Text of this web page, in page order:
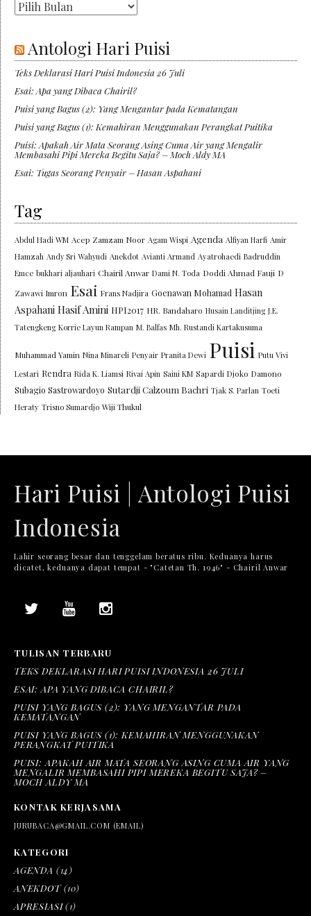
Arsip
Antologi Hari Puisi
Teks Deklarasi Hari Puisi Indonesia 26 Juli
Esai: Apa yang Dibaca Chairil?
Puisi yang Bagus (2): Yang Mengantar pada Kematangan
Puisi yang Bagus (1): Kemahiran Menggunakan Perangkat Puitika
Puisi: Apakah Air Mata Seorang Asing Cuma Air yang Mengalir
Membasahi Pipi Mereka Begitu Saja? – Moch Aldy MA
Esai: Tugas Seorang Penyair – Hasan Aspahani
Tag
Abdul Hadi WM Acep Zamzam Noor Agam Wispi Agenda Alfiyan Harfi Amir
Hamzah Andy Sri Wahyudi Anekdot Avianti Armand Ayatrohaedi Badruddin
Emce bukhari aljauhari Chairil Anwar Dami N. Toda Doddi Ahmad Fauji D
Zawawi Imron Esai Frans Nadjira Goenawan Mohamad Hasan
Aspahani Hasif Amini HPI2017 HR. Bandaharo Husain Landitjing J.E.
Tatengkeng Korrie Layun Rampan M. Balfas Mh. Rustandi Kartakusuma
Muhammad Yamin Nina Minareli Penyair Pranita Dewi Puisi Putu Vivi
Lestari Rendra Rida K. Liamsi Rivai Apin Saini KM Sapardi Djoko Damono
Subagio Sastrowardoyo Sutardji Calzoum Bachri Tjak S. Parlan Toeti
Heraty Trisno Sumardjo Wiji Thukul
Hari Puisi | Antologi Puisi
Indonesia
Lahir seorang besar dan tenggelam beratus ribu. Keduanya harus
dicatet, keduanya dapat tempat - "Catetan Th. 1946" - Chairil Anwar
TULISAN TERBARU
TEKS DEKLARASI HARI PUISI INDONESIA 26 JULI
ESAI: APA YANG DIBACA CHAIRIL?
PUISI YANG BAGUS (2): YANG MENGANTAR PADA
KEMATANGAN
PUISI YANG BAGUS (1): KEMAHIRAN MENGGUNAKAN
PERANGKAT PUITIKA
PUISI: APAKAH AIR MATA SEORANG ASING CUMA AIR YANG
MENGALIR MEMBASAHI PIPI MEREKA BEGITU SAJA? –
MOCH ALDY MA
KONTAK KERJASAMA
JURUBACA@GMAIL.COM (EMAIL)
KATEGORI
AGENDA (14)
ANEKDOT(10)
APRESIASI(1)